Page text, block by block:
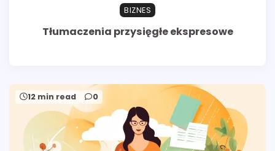
BIZNES
Tłumaczenia przysięgłe ekspresowe
12 min read 0